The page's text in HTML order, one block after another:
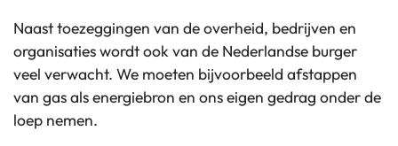
Naast toezeggingen van de overheid, bedrijven en
organisaties wordt ook van de Nederlandse burger
veel verwacht. We moeten bijvoorbeeld afstappen
van gas als energiebron en ons eigen gedrag onder de
loep nemen.